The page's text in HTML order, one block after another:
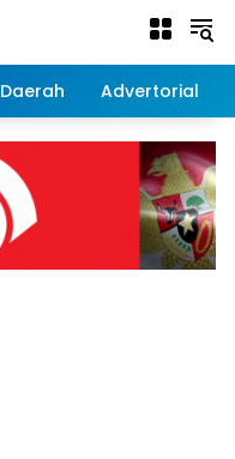
Daerah Advertorial